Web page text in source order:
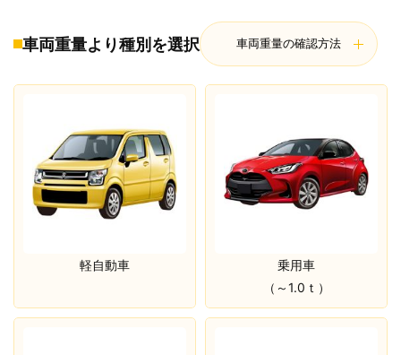
車両重量より種別を選択 車両重量の確認方法
軽自動車
乗用車
（～1.0ｔ）